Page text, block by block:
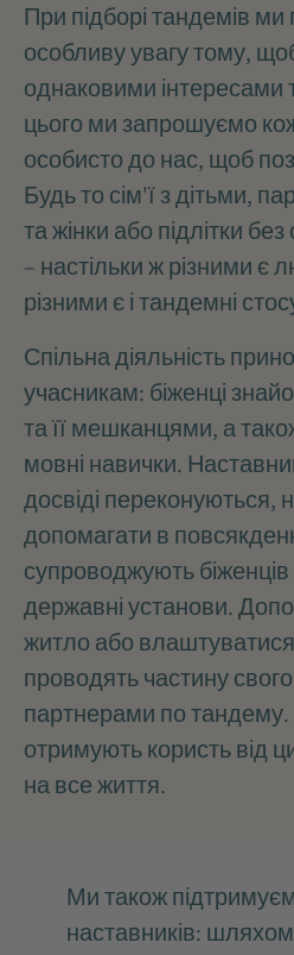
При підборі тандемів
особливу увагу тому,
однаковими
цього ми запрошуємо
особисто до нас, щоб
Будь то сім'ї з дітьми,
та жінки або підлітки
– настільки ж різними є
різними є і тандемні
Спільна діяльність
учасникам: біженці
та її мешканцями, а
мовні навички.
досвіді переконуються,
допомагати в
супроводжують біженців
державні установи.
житло або
проводять частину
партнерами по
отримують користь від
на все життя.
Ми також
наставників: шляхом